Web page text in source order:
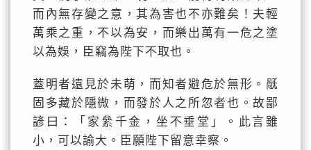
而內無存變之意，其為害也不亦難矣！夫輕
萬乘之重，不以為安，而樂出萬有一危之塗
以為娛，臣竊為陛下不取也。
蓋明者遠見於未萌，而知者避危於無形。旤
固多藏於隱微，而發於人之所忽者也。故鄙
諺曰：「家絫千金，坐不垂堂」。此言雖
小，可以諭大。臣願陛下留意幸察。